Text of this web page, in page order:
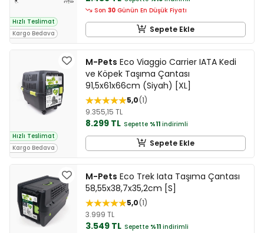
Hızlı Teslimat
Kargo Bedava
Son 30 Günün En Düşük Fiyatı
Sepete Ekle
Hızlı Teslimat
Kargo Bedava
M-Pets Eco Viaggio Carrier IATA Kedi
ve Köpek Taşıma Çantası
91,5x61x66cm (Siyah) [XL]
5,0 1
9.355,15 TL
8.299 TL Sepette %11 indirimli
Sepete Ekle
M-Pets Eco Trek Iata Taşıma Çantası
58,55x38,7x35,2cm [S]
5,0 1
3.999 TL
3.549 TL Sepette %11 indirimli